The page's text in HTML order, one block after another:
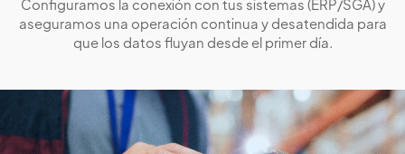
Configuramos la conexión con tus sistemas (ERP/SGA) y
aseguramos una operación continua y desatendida para
que los datos fluyan desde el primer día.